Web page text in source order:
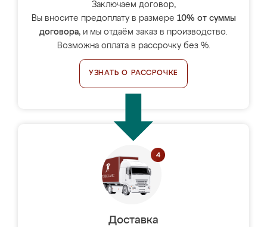
Заключаем договор,
Вы вносите предоплату в размере 10% от суммы
договора, и мы отдаём заказ в производство.
Возможна оплата в рассрочку без %.
УЗНАТЬ О РАССРОЧКЕ
Доставка